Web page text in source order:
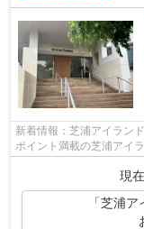
新着情報：芝浦アイラン
ポイント満載の芝浦アイ
現
「芝浦